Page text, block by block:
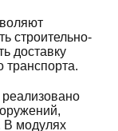
строительно-
доставку
транспорта.
В модулях